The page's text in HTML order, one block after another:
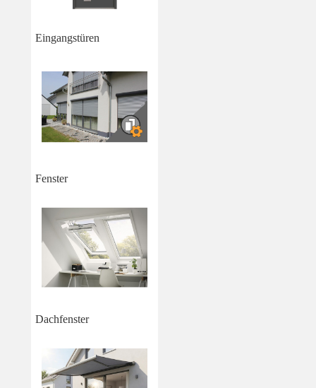
Eingangstüren
Fenster
Dachfenster